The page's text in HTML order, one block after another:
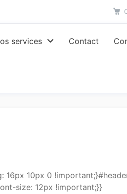
services Contact
10px 0
size: 12px !important;}}